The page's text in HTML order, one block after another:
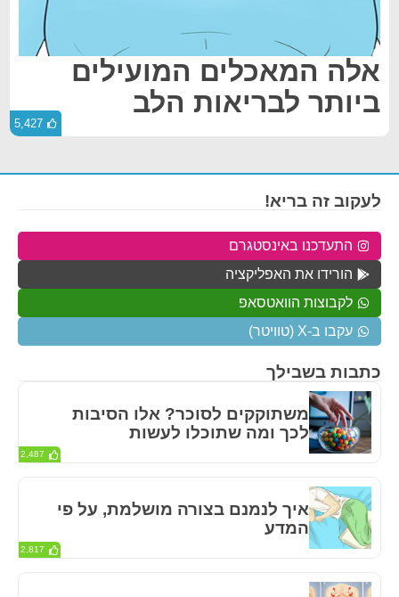
אלה המאכלים המועילים
ביותר לבריאות הלב
5,427
כתבות בשבילך
משתוקקים לסוכר? אלו הסיבות
לכך ומה שתוכלו לעשות
2,487
איך לנמנם בצורה מושלמת, על פי
המדע
2,817
לעקוב זה בריא!
התעדכנו באינסטגרם
הורידו את האפליקציה
לקבוצות הוואטסאפ
עקבו ב-X (טוויטר)